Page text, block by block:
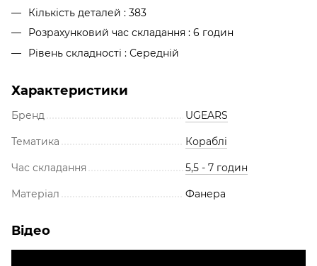
Кількість деталей : 383
Розрахунковий час складання : 6 годин
Рівень складності : Середній
Характеристики
Бренд UGEARS
Тематика Кораблі
Час складання 5,5 - 7 годин
Матеріал Фанера
Відео